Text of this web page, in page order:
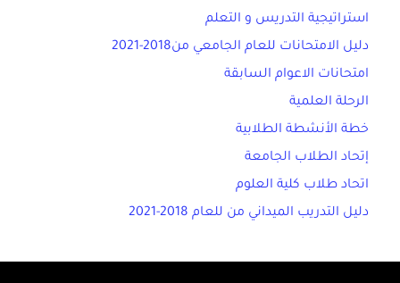
استراتيجية التدريس و التعلم
دليل الامتحانات للعام الجامعي من2018-2021
امتحانات الاعوام السابقة
الرحلة العلمية
خطة الأنشطة الطلابية
إتحاد الطلاب الجامعة
اتحاد طلاب كلية العلوم
دليل التدريب الميداني من للعام 2018-2021